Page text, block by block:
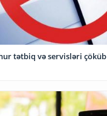
tətbiq və servisləri çöküb